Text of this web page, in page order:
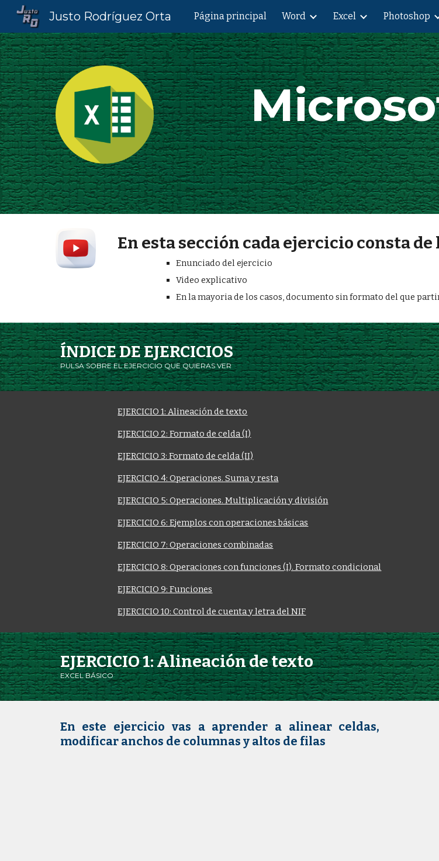
Skip to main content
Justo Rodríguez Orta Página principal Word Excel Photoshop
En esta sección cada ejercicio consta
Enunciado del ejercicio
Video explicativo
En la mayoria de los casos, documento sin formato del que
ÍNDICE DE EJERCICIOS
PULSA SOBRE EL EJERCICIO QUE QUIERAS VER
EJERCICIO 1: Alineación de texto
EJERCICIO 2: Formato de celda (I)
EJERCICIO 3: Formato de celda (II)
EJERCICIO 4: Operaciones. Suma y resta
EJERCICIO 5: Operaciones. Multiplicación y división
EJERCICIO 6: Ejemplos con operaciones básicas
EJERCICIO 7: Operaciones combinadas
EJERCICIO 8: Operaciones con funciones (I). Formato condicional
EJERCICIO 9: Funciones
EJERCICIO 10: Control de cuenta y letra del NIF
EJERCICIO 1: Alineación de texto
EXCEL BÁSICO
En este ejercicio vas a aprender a alinear celdas,
modificar anchos de columnas y altos de filas